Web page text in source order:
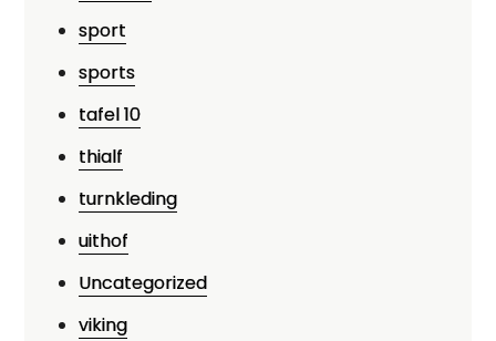
sport
sports
tafel 10
thialf
turnkleding
uithof
Uncategorized
viking